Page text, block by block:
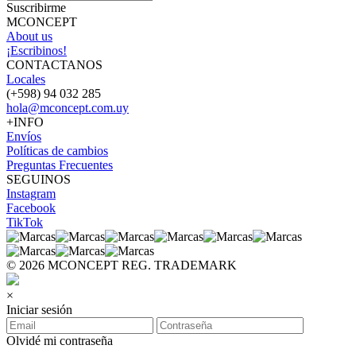
Suscribirme
MCONCEPT
About us
¡Escribinos!
CONTACTANOS
Locales
(+598) 94 032 285
hola@mconcept.com.uy
+INFO
Envíos
Políticas de cambios
Preguntas Frecuentes
SEGUINOS
Instagram
Facebook
TikTok
© 2026 MCONCEPT REG. TRADEMARK
×
Iniciar sesión
Olvidé mi contraseña